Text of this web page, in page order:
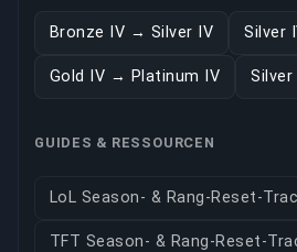
Bronze IV → Silver IV Silver
Gold IV → Platinum IV
GUIDES & RESSOURCEN
LoL Season- & Rang-Reset-
TFT Season- & Rang-Reset-